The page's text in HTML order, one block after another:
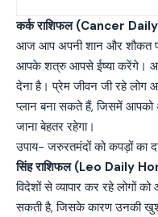
कर्क राशिफल (Cancer
आज आप अपनी शान और शौकत
आपके शत्रु आपसे ईष्या करेंगे।
देना है। प्रेम जीवन जी रहे
प्लान बना सकते हैं, जिसमें
जाना बेहतर रहेगा।
उपाय- जरुरतमंदों को कपड़ों का
सिंह राशिफल (Leo Daily
विदेशों से व्यापार कर रहे लोगों
सकती है, जिसके कारण उनकी खुशी